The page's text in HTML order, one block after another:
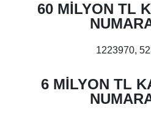
60 MİLYON TL
1223970,
6 MİLYON TL